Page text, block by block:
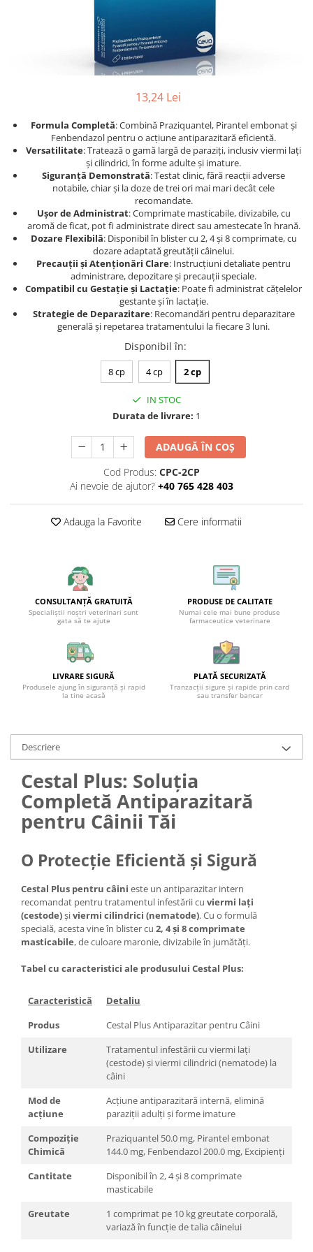
Afecțiuni neurologice
Afecțiuni oftalmice
Afecțiuni oncologice
Suplimente
Suplimente nutritive
Vitamine și minerale
Hrană umedă
Hrană uscată
Recompense și snack-uri
Igienă
Igienă orală
Șampoane și balsamuri
Afecțiuni neurologice
Afecțiuni oftalmice
Afecțiuni oncologice
Suplimente
Suplimente nutritive
Vitamine și minerale
Hrană umedă
Hrană uscată
Așternut Tofu / Nisip
Igienă orală
Șampoane și balsamuri
13,24 Lei
Formula Completă: Combină Praziquantel, Pirantel embonat și
Fenbendazol pentru o acțiune antiparazitară eficientă.
Versatilitate: Tratează o gamă largă de paraziți, inclusiv viermi lați
și cilindrici, în forme adulte și imature.
Siguranță Demonstrată: Testat clinic, fără reacții adverse
notabile, chiar și la doze de trei ori mai mari decât cele
recomandate.
Ușor de Administrat: Comprimate masticabile, divizabile, cu
aromă de ficat, pot fi administrate direct sau amestecate în hrană.
Dozare Flexibilă: Disponibil în blister cu 2, 4 și 8 comprimate, cu
dozare adaptată greutății câinelui.
Precauții și Atenționări Clare: Instrucțiuni detaliate pentru
administrare, depozitare și precauții speciale.
Compatibil cu Gestație și Lactație: Poate fi administrat cățelelor
gestante și în lactație.
Strategie de Deparazitare: Recomandări pentru deparazitare
generală și repetarea tratamentului la fiecare 3 luni.
Disponibil în:
8 cp 4 cp 2 cp
IN STOC
Durata de livrare: 1
ADAUGĂ ÎN COȘ
Cod Produs: CPC-2CP
Ai nevoie de ajutor? +40 765 428 403
Adauga la Favorite Cere informatii
CONSULTANȚĂ GRATUITĂ
Specialiștii noștri veterinari sunt
gata să te ajute
PRODUSE DE CALITATE
Numai cele mai bune produse
farmaceutice veterinare
LIVRARE SIGURĂ
Produsele ajung în siguranță și rapid
la tine acasă
PLATĂ SECURIZATĂ
Tranzacții sigure și rapide prin card
sau transfer bancar
Descriere
Cestal Plus: Soluția
Completă Antiparazitară
pentru Câinii Tăi
O Protecție Eficientă și Sigură
Cestal Plus pentru câini este un antiparazitar intern
recomandat pentru tratamentul infestării cu viermi lați
(cestode)șiviermi cilindrici (nematode). Cu o formulă
specială, acesta vine în blister cu 2, 4 și 8 comprimate
masticabile, de culoare maronie, divizabile în jumătăți.
Tabel cu caracteristici ale produsului Cestal Plus:
Caracteristică
Detaliu
Produs
Cestal Plus Antiparazitar pentru Câini
Utilizare
Tratamentul infestării cu viermi lați
(cestode) și viermi cilindrici (nematode) la
câini
Mod de
acțiune
Acțiune antiparazitară internă, elimină
paraziții adulți și forme imature
Compoziție
Chimică
Praziquantel 50.0 mg, Pirantel embonat
144.0 mg, Fenbendazol 200.0 mg, Excipienți
Cantitate
Disponibil în 2, 4 și 8 comprimate
masticabile
Greutate
1 comprimat pe 10 kg greutate corporală,
variază în funcție de talia câinelui